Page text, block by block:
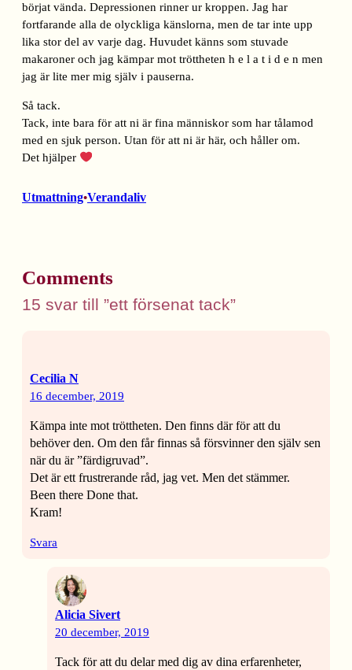
börjat vända. Depressionen rinner ur kroppen. Jag har
fortfarande alla de olyckliga känslorna, men de tar inte upp
lika stor del av varje dag. Huvudet känns som stuvade
makaroner och jag kämpar mot tröttheten h e l a t i d e n men
jag är lite mer mig själv i pauserna.
Så tack.
Tack, inte bara för att ni är fina människor som har tålamod
med en sjuk person. Utan för att ni är här, och håller om.
Det hjälper
Utmattning•Verandaliv
Comments
15 svar till ”ett försenat tack”
Cecilia N
16 december, 2019
Kämpa inte mot tröttheten. Den finns där för att du
behöver den. Om den får finnas så försvinner den själv sen
när du är ”färdigruvad”.
Det är ett frustrerande råd, jag vet. Men det stämmer.
Been there Done that.
Kram!
Svara
Alicia Sivert
20 december, 2019
Tack för att du delar med dig av dina erfarenheter,